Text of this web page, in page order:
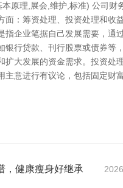
原理,展会,维护,标准) 公司财
面：筹资处理、投资处理和收
指企业笔据自己发展需要，通
银行贷款、刊行股票或债券等
扩大发展的资金需求。投资处
主意进行有议论，包括固定财
，健康瘦身好继承